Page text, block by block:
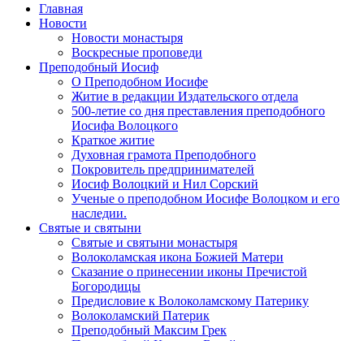
Главная
Новости
Новости монастыря
Воскресные проповеди
Преподобный Иосиф
О Преподобном Иосифе
Житие в редакции Издательского отдела
500-летие со дня преставления преподобного
Иосифа Волоцкого
Краткое житие
Духовная грамота Преподобного
Покровитель предпринимателей
Иосиф Волоцкий и Нил Сорский
Ученые о преподобном Иосифе Волоцком и его
наследии.
Святые и святыни
Святые и святыни монастыря
Волоколамская икона Божией Матери
Сказание о принесении иконы Пречистой
Богородицы
Предисловие к Волоколамскому Патерику
Волоколамский Патерик
Преподобный Максим Грек